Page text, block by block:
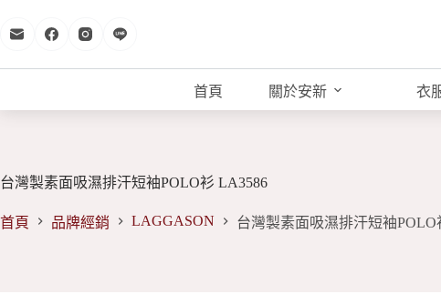
至
首頁 關於安新 衣
台灣製素面吸濕排汗短袖POLO衫 LA3586
首頁 品牌經銷 LAGGASON 台灣製素面吸濕排汗短袖POLO